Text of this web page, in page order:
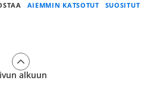
AIEMMIN KATSOTUT SUOSITUT
alkuun